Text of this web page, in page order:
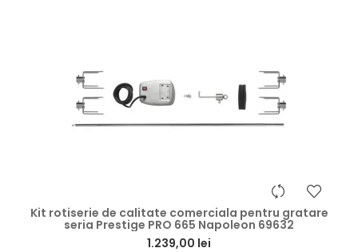
Kit rotiserie de calitate comerciala pentru gratare
seria Prestige PRO 665 Napoleon 69632
1.239,00 lei